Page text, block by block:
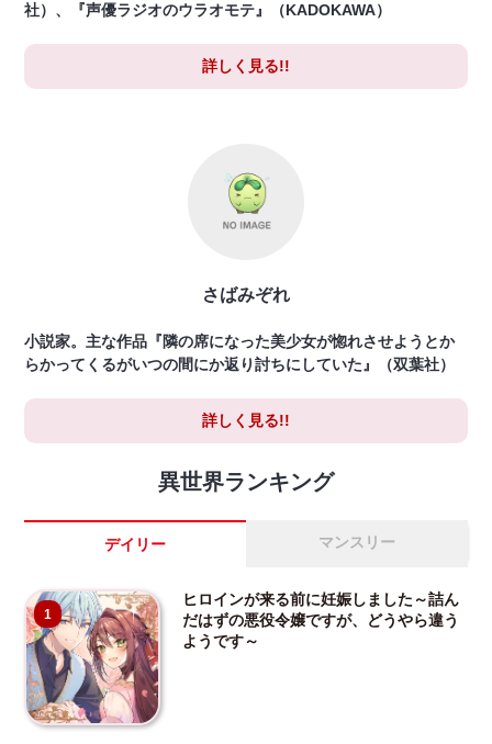
社）、『声優ラジオのウラオモテ』（KADOKAWA）
詳しく見る!!
さばみぞれ
小説家。主な作品『隣の席になった美少女が惚れさせようとか
らかってくるがいつの間にか返り討ちにしていた』（双葉社）
詳しく見る!!
異世界ランキング
デイリー マンスリー
1
ヒロインが来る前に妊娠しました～詰ん
だはずの悪役令嬢ですが、どうやら違う
ようです～